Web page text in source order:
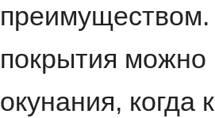
преимуществом.
покрытия можно
окунания,